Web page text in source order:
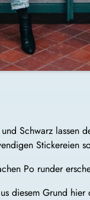
Schwarz lassen
Stickereien
Po runder
diesem Grund